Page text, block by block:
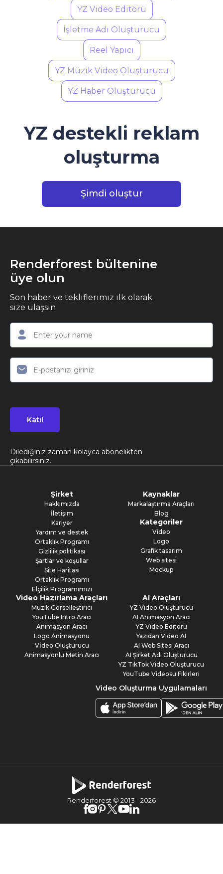
YZ Video Editörü
İşletme Adı Oluşturucu
Reel Yapıcı
YZ Müzik Video Oluşturucu
YZ Haber Oluşturucu
YZ destekli reklam
oluşturma
Şimdi oluştur
Renderforest bültenine
üye olun
Son haber ve tekliflerimiz ilk olarak
size ulaşsın
Katıl
Dilediğiniz zaman kolayca abonelikten
çıkabilirsiniz.
Şirket
Hakkımızda
İletişim
Kariyer
Yardım ve destek
Ortaklık Programı
Gizlilik politikası
Şartlar ve koşullar
Site Haritası
Ortaklık Programı
Elçilik Programımızı
Kaynaklar
Markalaştırma Araçları
Blog
Kategoriler
Video
Logo
Grafik tasarım
Web sitesi
Mockup
Video Hazırlama Araçları
Müzik Görselleştirici
YouTube Intro Aracı
Animasyon Aracı
Logo Animasyonu
Vİdeo Oluşturucu
Animasyonlu Metin Aracı
AI Araçları
YZ Video Oluşturucu
AI Animasyon Aracı
YZ Video Editörü
Yazıdan Video AI
AI Web Sitesi Aracı
AI Şirket Adı Oluşturucu
YZ TikTok Video Oluşturucu
YouTube Videosu Fikirleri
Video Oluşturma Uygulamaları
Renderforest © 2013 -2026